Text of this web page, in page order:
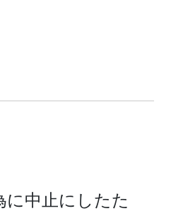
中止にしたた